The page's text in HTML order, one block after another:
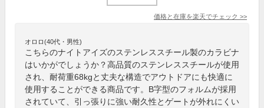
価格と在庫を楽天でチェック >>
オロロ(40代・男性)
こちらのナイトアイズのステンレススチール製のカラビナ
はいかがでしょうか？高品質のステンレススチールが使用
され、耐荷重68kgと丈夫な構造でアウトドアにも快適に
使用することができる商品です。B字型のフォルムが採用
されていて、引っ張りに強い耐久性とゲートが外れにくい